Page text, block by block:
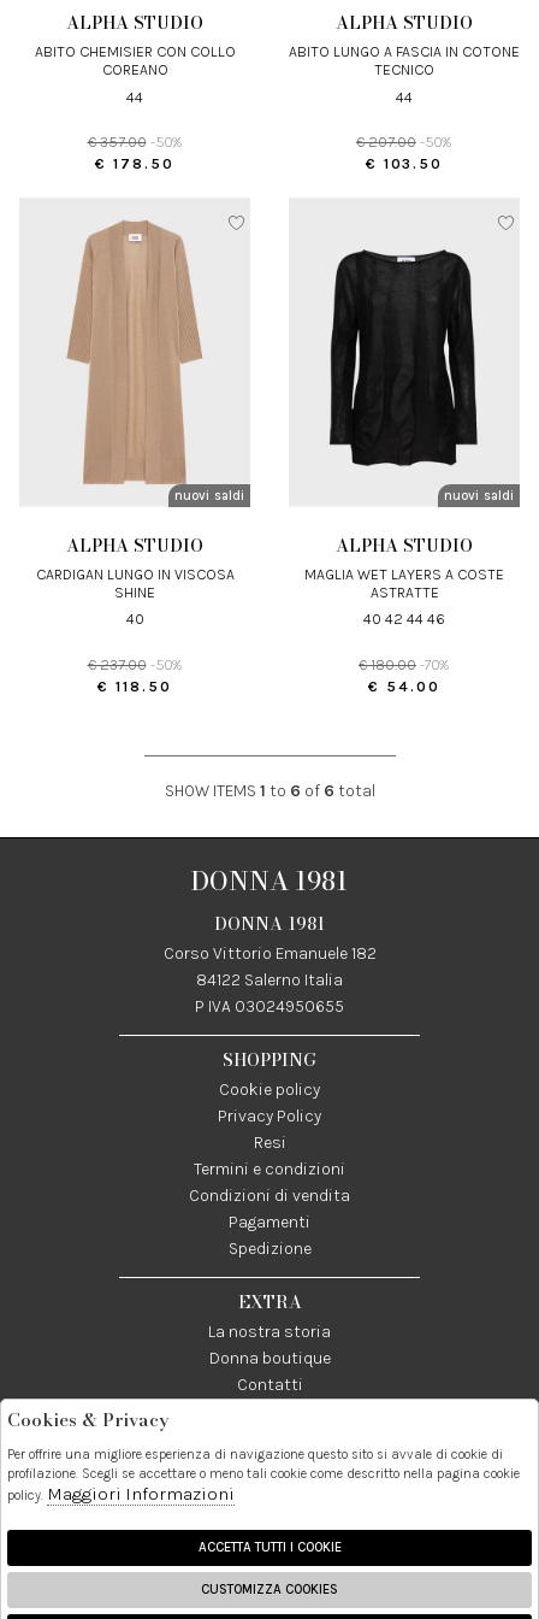
ALPHA STUDIO
ABITO CHEMISIER CON COLLO
COREANO
44
€ 357.00 -50%
€ 178.50
ALPHA STUDIO
ABITO LUNGO A FASCIA IN COTONE
TECNICO
44
€ 207.00 -50%
€ 103.50
nuovi arrivi
saldi
ALPHA STUDIO
CARDIGAN LUNGO IN VISCOSA
SHINE
40
€ 237.00 -50%
€ 118.50
nuovi arrivi
saldi
ALPHA STUDIO
MAGLIA WET LAYERS A COSTE
ASTRATTE
40 42 44 46
€ 180.00 -70%
€ 54.00
SHOW ITEMS 1 to 6 of 6 total
DONNA 1981
DONNA 1981
Corso Vittorio Emanuele 182
84122 Salerno Italia
P IVA 03024950655
SHOPPING
Cookie policy
Privacy Policy
Resi
Termini e condizioni
Condizioni di vendita
Pagamenti
Spedizione
EXTRA
La nostra storia
Donna boutique
Contatti
Telefono:
089237858
Whatsapp:
3338855601
Contatti:
info@donna1981.it
Cookies & Privacy
Per offrire una migliore esperienza di navigazione questo sito si avvale di cookie di
profilazione. Scegli se accettare o meno tali cookie come descritto nella pagina cookie
policy. Maggiori Informazioni
ACCETTA TUTTI I COOKIE
CUSTOMIZZA COOKIES